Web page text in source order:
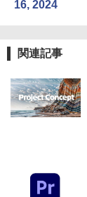
16, 2024
関連記事